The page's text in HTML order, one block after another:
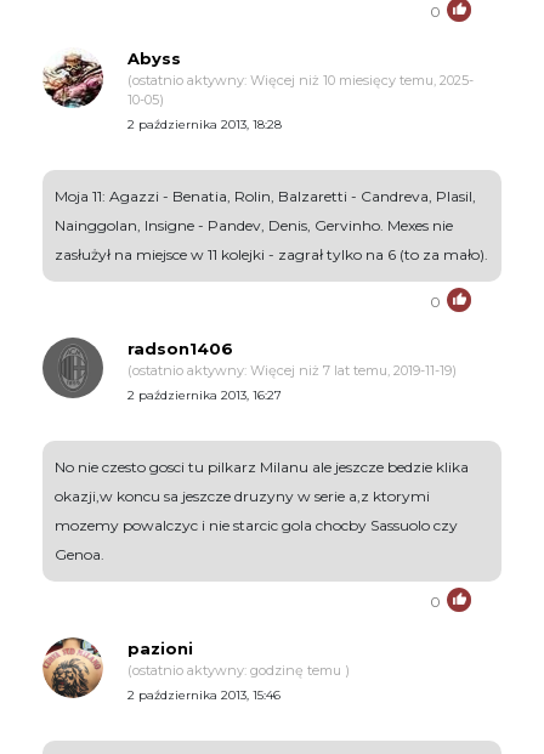
0
Abyss
(ostatnio aktywny: Więcej niż 10 miesięcy temu, 2025-
10-05)
2 października 2013, 18:28
Moja 11: Agazzi - Benatia, Rolin, Balzaretti - Candreva, Plasil,
Nainggolan, Insigne - Pandev, Denis, Gervinho. Mexes nie
zasłużył na miejsce w 11 kolejki - zagrał tylko na 6 (to za mało).
0
radson1406
(ostatnio aktywny: Więcej niż 7 lat temu, 2019-11-19)
2 października 2013, 16:27
No nie czesto gosci tu pilkarz Milanu ale jeszcze bedzie klika
okazji,w koncu sa jeszcze druzyny w serie a,z ktorymi
mozemy powalczyc i nie starcic gola chocby Sassuolo czy
Genoa.
0
pazioni
(ostatnio aktywny: godzinę temu )
2 października 2013, 15:46